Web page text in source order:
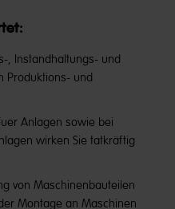
, Instandhaltungs- und
Produktions- und
Anlagen sowie bei
wirken Sie tatkräftig
von Maschinenbauteilen
Montage an Maschinen